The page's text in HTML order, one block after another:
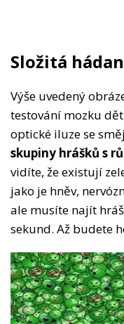
Složitá
Výše uvedený
testování mozku
optické iluze se
skupiny hrášků s
vidíte, že existují
jako je hněv,
ale musíte najít
sekund. Až budete